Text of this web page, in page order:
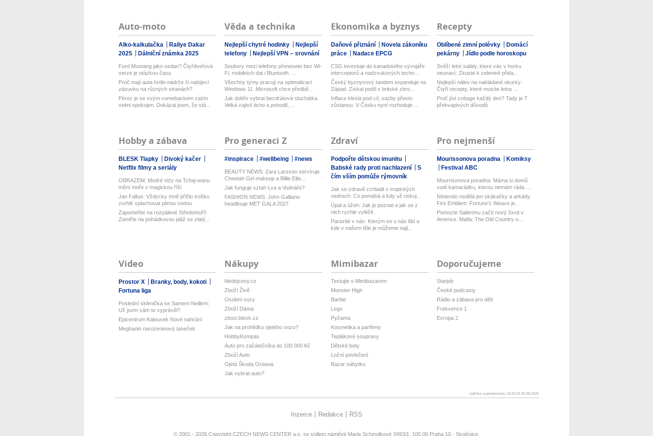
Auto-moto
Alko-kalkulačka
Rallye Dakar
2025
Dálniční známka 2025
Ford Mustang jako sedan? Čtyřdveřová
verze je otázkou času
Proč mají auta hrdlo nádrže či nabíjecí
zásuvku na různých stranách?
Pérez je se svým comebackem zatím
velmi spokojen. Dokázal jsem, že stá...
Věda a technika
Nejlepší chytré hodinky
Nejlepší
telefony
Nejlepší VPN – srovnání
Soubory mezi telefony přenesete bez Wi-
Fi, mobilních dat i Bluetooth. ...
Všechny týmy pracují na optimalizaci
Windows 11. Microsoft chce předbě...
Jak dobře vybrat bezdrátová sluchátka.
Velká zajistí ticho a pohodlí, ...
Ekonomika a byznys
Daňové přiznání
Novela zákoníku
práce
Nadace EPCG
CSG investuje do kanadského vývojáře
interceptorů a nadzvukových techn...
Český byznysový tandem expanduje na
Západ. Získal podíl v britské zbro...
Inflace klesla pod cíl, sazby přesto
zůstanou. V Česku nyní rozhoduje ...
Recepty
Oblíbené zimní polévky
Domácí
pekárny
Jídlo podle horoskopu
Svěží letní saláty, které vás v horku
neunaví: Zkuste k zelenině přida...
Nejlepší nálev na nakládané okurky:
Čtyři recepty, které musíte letos ...
Proč jíst cottage každý den? Tady je 7
překvapivých důvodů
Hobby a zábava
BLESK Tlapky
Divoký kačer
Netflix filmy a seriály
OBRAZEM: Modré slzy na Tchaj-wanu
mění moře v magickou říši
Jan Faltus: Vždycky mně přišlo trošku
zvrhlé splachovat pitnou vodou
Zapomeňte na rozpálené Středomoří!
Zamiřte na pohádkovou pláž se zlatý...
Pro generaci Z
#inspirace #wellbeing #news
BEAUTY NEWS: Zara Larsson servíruje
Cheetah Girl makeup a Billie Eilis...
Jak funguje vztah Lva a Vodnáře?
FASHION NEWS: John Galliano
headlinuje MET GALA 2027
Zdraví
Podpořte dětskou imunitu
Babské rady proti nachlazení
S
čím vším pomůže rýmovník
Jak se zdravě zchladit v tropických
vedrech: Co pomáhá a kdy už riskuj...
Úpal a úžeh: Jak je poznat a jak se z
nich rychle vyléčit
Parazité v nás: Kterým se u nás líbí a
kde v našem těle je můžeme nají...
Pro nejmenší
Mourissonova poradna
Komiksy
Festival ABC
Mourrisonova poradna: Máma si domů
vodí kamarádku, kterou nemám ráda. ...
Nintendo nedělá jen skákačky a arkády.
Fire Emblem: Fortune's Weave je...
Pomozte Salierimu začít nový život v
Americe. Mafia: The Old Country o...
Video
Prostor X
Branky, body, kokoti
Fortuna liga
Poslední sklenička se Samem Neillem:
Už jsem vám to vyprávěl?
Epicentrum Kalousek Nové nahrání
Meghanin narozeninový taneček
Nákupy
hledejceny.cz
Zboží Živě
Osobní vozy
Zboží Dáma
zbozi.blesk.cz
Jak na prohlídku ojetého vozu?
HobbyKompas
Auto pro začátečníka do 100 000 Kč
Zboží Auto
Ojetá Škoda Octavia
Jak vybrat auto?
Mimibazar
Testujte s Mimibazarem
Monster High
Barbie
Lego
Pyžama
Kosmetika a parfémy
Teplákové soupravy
Dětské boty
Ložní povlečení
Bazar nábytku
Doporučujeme
Starjob
České podcasty
Rádio a zábava pro děti
Frekvence 1
Evropa 2
patička vygenerovaná: 23:40:15 05.08.2026
Inzerce Redakce RSS
© 2001 - 2026 Copyright CZECH NEWS CENTER a.s. se sídlem náměstí Marie Schmolkové 3493/1, 100 00 Praha 10 - Strašnice,